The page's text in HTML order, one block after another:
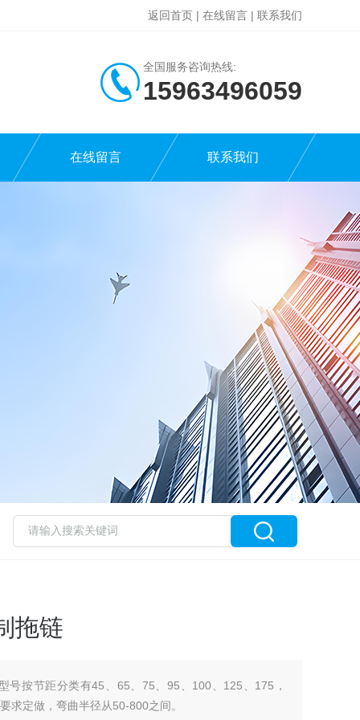
返回首页 | 在线留言 | 联系我们
全国服务咨询热线:
15963496059
在线留言 联系我们
拖链
号按节距分类有45、65、75、95、100、125、175，
求定做，弯曲半径从50-800之间。